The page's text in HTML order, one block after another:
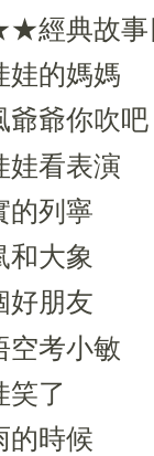
經典故事
娃的媽媽
爺爺你吹吧
娃看表演
的列寧
和大象
好朋友
空考小敏
笑了
的時候